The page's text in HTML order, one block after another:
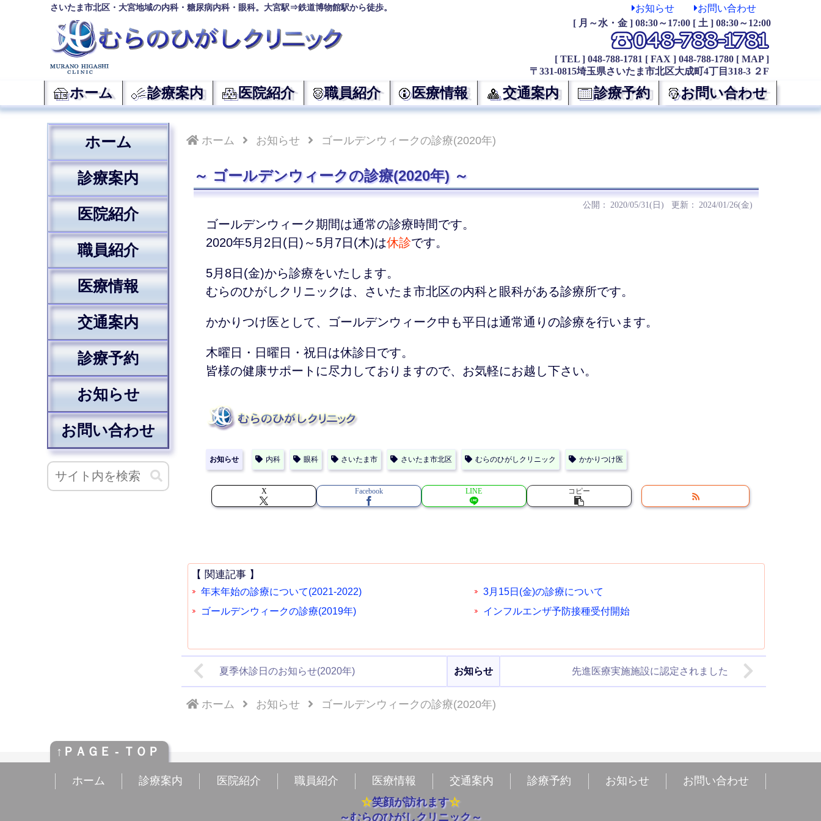
さいたま市北区・大宮地域の内科・糖尿病内科・眼科。大宮駅⇒鉄道博物館駅から徒歩。 お知らせ
お問い合わせ
[ 月～水・金 ] 08:30～17:00 [ 土 ] 08:30～12:00
[ TEL ] 048-788-1781 [ FAX ] 048-788-1780 [ MAP ]
〒331-0815埼玉県さいたま市北区大成町4丁目318-3 ２F
ホーム 診療案内 医院紹介 職員紹介 医療情報 交通案内 診療予約 お問い合わせ
ホーム お知らせ ゴールデンウィークの診療(2020年)
ゴールデンウィークの診療(2020年)
2020/05/31(日) 2024/01/26(金)
ゴールデンウィーク期間は通常の診療時間です。
2020年5月2日(日)～5月7日(木)は休診です。
5月8日(金)から診療をいたします。
むらのひがしクリニックは、さいたま市北区の内科と眼科がある診療所です。
かかりつけ医として、ゴールデンウィーク中も平日は通常通りの診療を行います。
木曜日・日曜日・祝日は休診日です。
皆様の健康サポートに尽力しておりますので、お気軽にお越し下さい。
お知らせ 内科 眼科 さいたま市 さいたま市北区 むらのひがしクリニック かかりつけ医
X Facebook LINE コピー
【 関連記事 】
年末年始の診療について(2021-2022)
3月15日(金)の診療について
ゴールデンウィークの診療(2019年)
インフルエンザ予防接種受付開始
夏季休診日のお知らせ(2020年) お知らせ 先進医療実施施設に認定されました
ホーム お知らせ ゴールデンウィークの診療(2020年)
ホーム
診療案内
医院紹介
職員紹介
医療情報
交通案内
診療予約
お知らせ
お問い合わせ
↑ＰＡＧＥ - ＴＯＰ
ホーム 診療案内 医院紹介 職員紹介 医療情報 交通案内 診療予約 お知らせ
お問い合わせ
☆笑顔が訪れます☆
～むらのひがしクリニック～